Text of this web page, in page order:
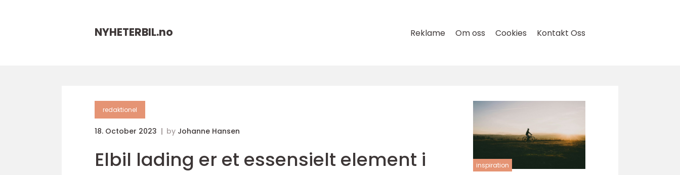
NYHETERBIL.no Reklame Om oss Cookies Kontakt Oss
redaktionel
18. October 2023 by Johanne Hansen
Elbil lading er et essensielt element i
inspiration